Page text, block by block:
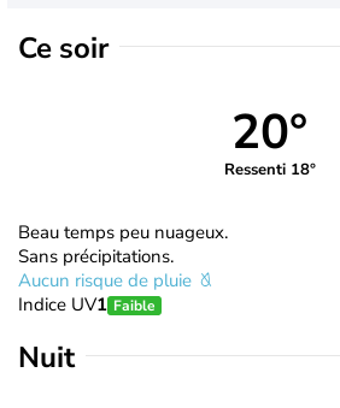
Ce soir
20°
Ressenti 18°
Beau temps peu nuageux.
Sans précipitations.
Aucun risque de pluie
Indice UV1 Faible
Nuit